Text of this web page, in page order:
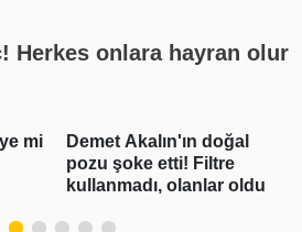
Herkes onlara hayran olur
mi
Demet Akalın'ın doğal
pozu şoke etti! Filtre
kullanmadı, olanlar oldu